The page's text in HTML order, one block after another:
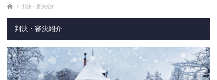
ホーム 判決・審決紹介
判決・審決紹介